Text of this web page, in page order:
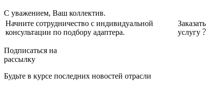
С уважением, Ваш коллектив.
Начните сотрудничество с индивидуальной
консультации по подбору адаптера.
Заказать
услугу
Подписаться на
рассылку
Будьте в курсе последних новостей отрасли